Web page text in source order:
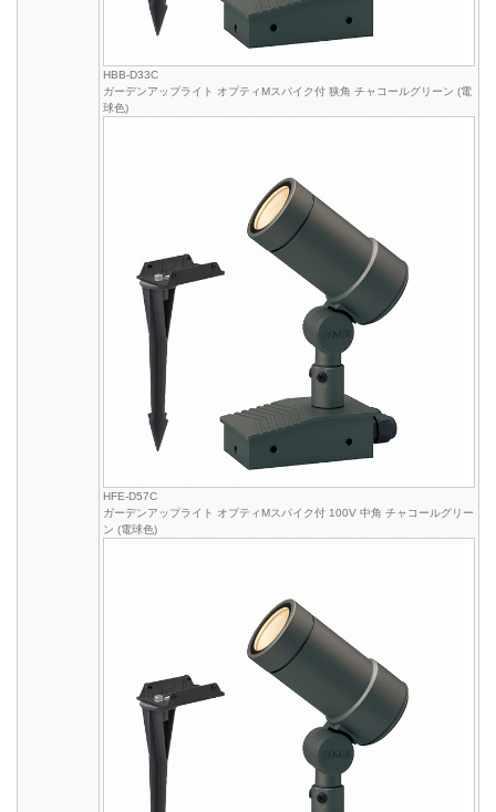
HBB-D33C
ガーデンアップライト オプティMスパイク付 狭角 チャコールグリーン (電
球色)
HFE-D57C
ガーデンアップライト オプティMスパイク付 100V 中角 チャコールグリー
ン (電球色)